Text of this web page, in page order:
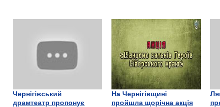
Чернігівський
драмтеатр пропонує
На Чернігівщині
пройшла щорічна акція